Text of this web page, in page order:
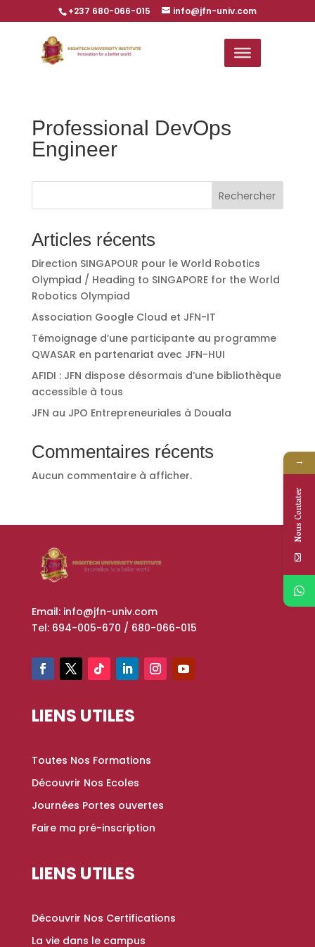
+237 680-066-015 info@jfn-univ.com
Professional DevOps
Engineer
Rechercher
Articles récents
Direction SINGAPOUR pour le World Robotics
Olympiad / Heading to SINGAPORE for the World
Robotics Olympiad
Association Google Cloud et JFN-IT
Témoignage d’une participante au programme
QWASAR en partenariat avec JFN-HUI
AFIDI : JFN dispose désormais d’une bibliothèque
accessible à tous
JFN au JPO Entrepreneuriales à Douala
Commentaires récents
Aucun commentaire à afficher.
Email: info@jfn-univ.com
Tel: 694-005-670 / 680-066-015
LIENS UTILES
Toutes Nos Formations
Découvrir Nos Ecoles
Journées Portes ouvertes
Faire ma pré-inscription
LIENS UTILES
Découvrir Nos Certifications
La vie dans le campus
→
Nous Contater